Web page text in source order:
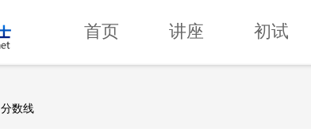
首页 讲座 初试
分数线